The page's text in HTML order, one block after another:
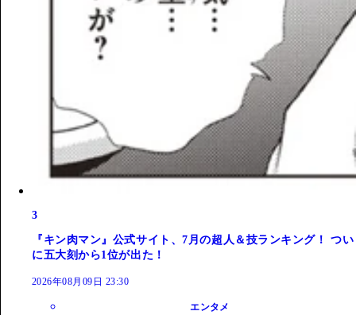
3
『キン肉マン』公式サイト、7月の超人＆技ランキング！ つい
に五大刻から1位が出た！
2026年08月09日 23:30
エンタメ